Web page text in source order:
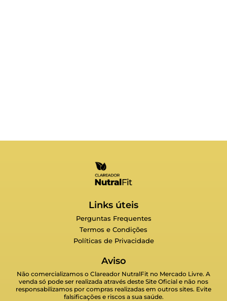
Links úteis
Perguntas Frequentes
Termos e Condições
Políticas de Privacidade
Aviso
Não comercializamos o Clareador NutralFit no Mercado Livre. A
venda só pode ser realizada através deste Site Oficial e não nos
responsabilizamos por compras realizadas em outros sites. Evite
falsificações e riscos a sua saúde.